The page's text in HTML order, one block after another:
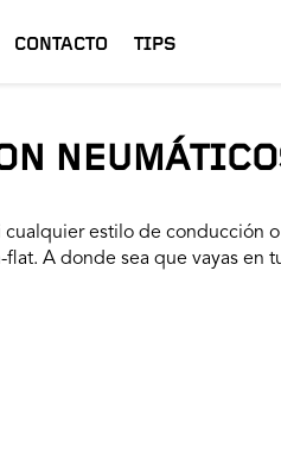
CONTACTO TIPS
estilo de conducción
A donde sea que vayas en